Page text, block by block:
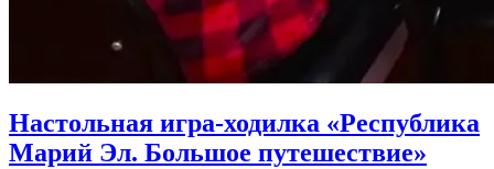
Настольная игра-ходилка «Республика
Марий Эл. Большое путешествие»